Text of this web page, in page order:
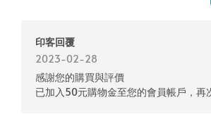
印客回覆
2023-02-28
感謝您的購買與評價
已加入50元購物金至您的會員帳戶，再